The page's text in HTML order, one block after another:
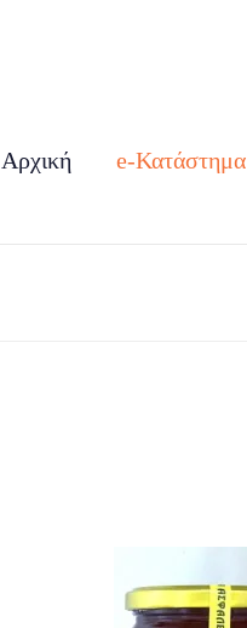
Αρχική e-Κατάστημα